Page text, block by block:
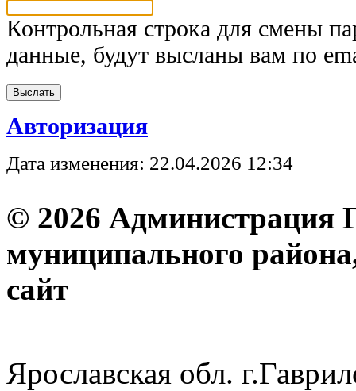
Контрольная строка для смены
данные, будут высланы вам по
Авторизация
Дата изменения: 22.04.2026 12:34
© 2026 Администрация
муниципального
Ярославская обл.